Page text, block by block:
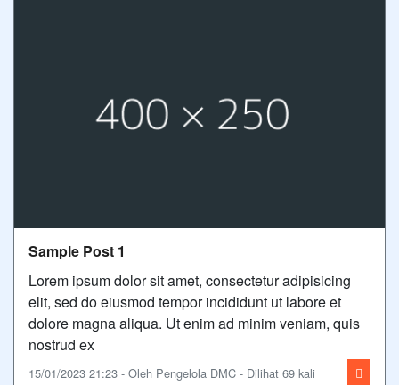
Sample Post 1
Lorem ipsum dolor sit amet, consectetur adipisicing
elit, sed do eiusmod tempor incididunt ut labore et
dolore magna aliqua. Ut enim ad minim veniam, quis
nostrud ex
15/01/2023 21:23 - Oleh Pengelola DMC - Dilihat 69 kali